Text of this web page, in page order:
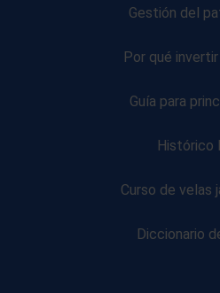
Gestión del
Por qué
Guía para
Histórico
Curso de velas
Diccionario